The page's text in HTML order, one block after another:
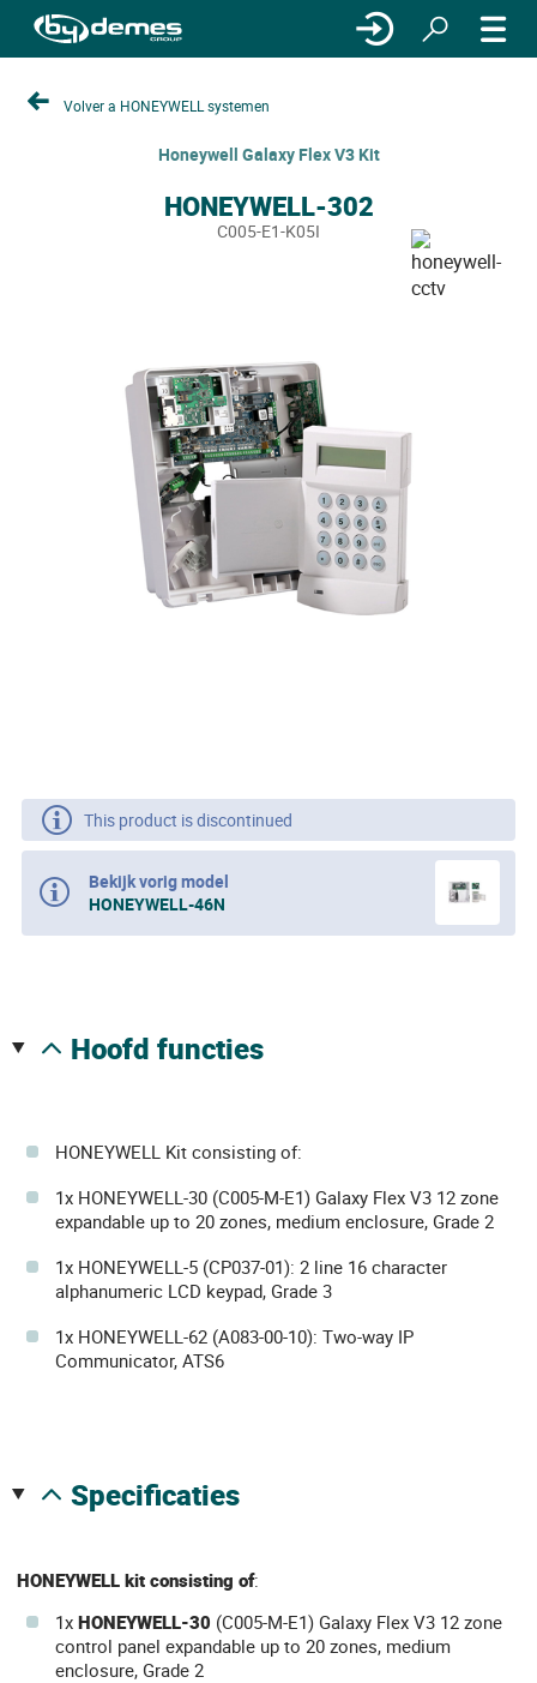
Volver a HONEYWELL systemen
Honeywell Galaxy Flex V3 Kit
HONEYWELL-302
C005-E1-K05I
This product is discontinued
Bekijk vorig model
HONEYWELL-46N
hoofd functies
HONEYWELL Kit consisting of:
1x HONEYWELL-30 (C005-M-E1) Galaxy Flex V3 12 zone
expandable up to 20 zones, medium enclosure, Grade 2
1x HONEYWELL-5 (CP037-01): 2 line 16 character
alphanumeric LCD keypad, Grade 3
1x HONEYWELL-62 (A083-00-10): Two-way IP
Communicator, ATS6
specificaties
HONEYWELL kit consisting of:
1x HONEYWELL-30 (C005-M-E1) Galaxy Flex V3 12 zone
control panel expandable up to 20 zones, medium
enclosure, Grade 2